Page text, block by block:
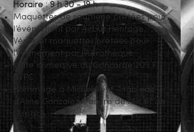
Horaire : 9 h 30 - 19 h
Maquettes de soufflerie prêtées pour
l’événement par Airbus Heritage
Vérins et maquettes prêtées pour
l’événement par l’Aérothèque
Visite immersive du Concorde 209 F-
BVFC
Hommage à Michel Rétif – tableau
d’Aline Gonzalez, Peintre de l’Air et de
l’Espace